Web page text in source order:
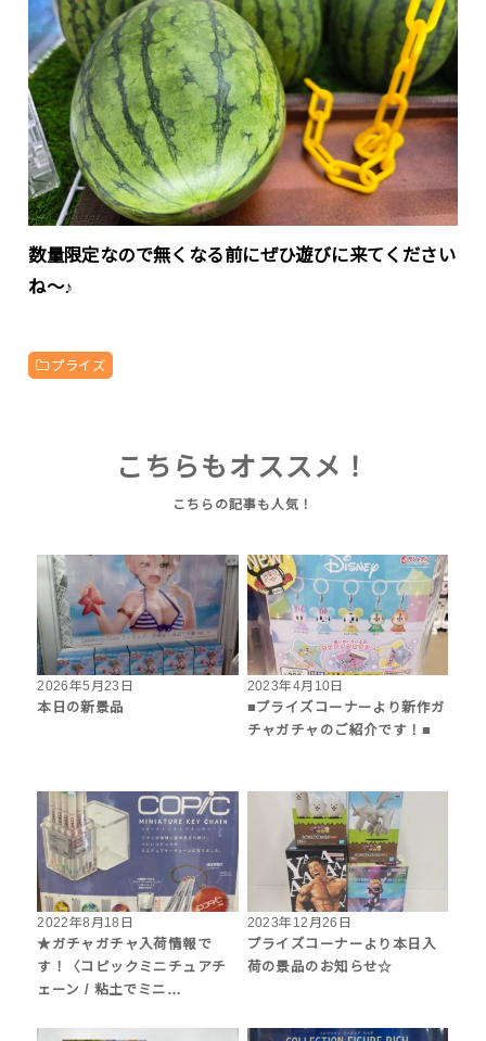
数量限定なので無くなる前にぜひ遊びに来てください
ね～♪
プライズ
こちらもオススメ！
2026年5月23日
本日の新景品
2023年4月10日
■プライズコーナーより新作ガ
チャガチャのご紹介です！■
2022年8月18日
★ガチャガチャ入荷情報で
す！〈コピックミニチュアチ
ェーン / 粘土でミニ…
2023年12月26日
プライズコーナーより本日入
荷の景品のお知らせ☆